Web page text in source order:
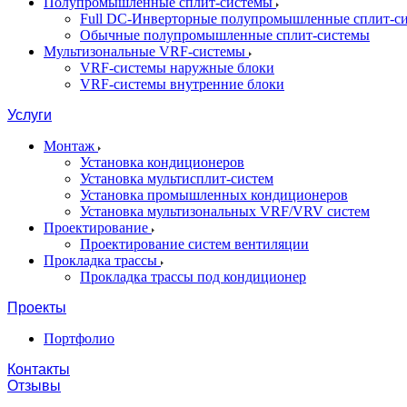
Full DC-Инверторные полупромышленные сплит-
Обычные полупромышленные сплит-системы
Мультизональные VRF-системы
VRF-системы наружные блоки
VRF-системы внутренние блоки
Услуги
Монтаж
Установка кондиционеров
Установка мультисплит-систем
Установка промышленных кондиционеров
Установка мультизональных VRF/VRV систем
Проектирование
Проектирование систем вентиляции
Прокладка трассы
Прокладка трассы под кондиционер
Проекты
Портфолио
Контакты
Отзывы